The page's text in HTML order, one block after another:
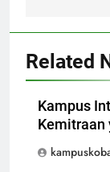
Related
Kampus
Kemitraan